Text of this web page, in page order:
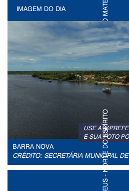
IMAGEM DO DIA
USE A
E SUA FOTO
BARRA NOVA
CRÉDITO: SECRETÁRIA MUNICIPAL